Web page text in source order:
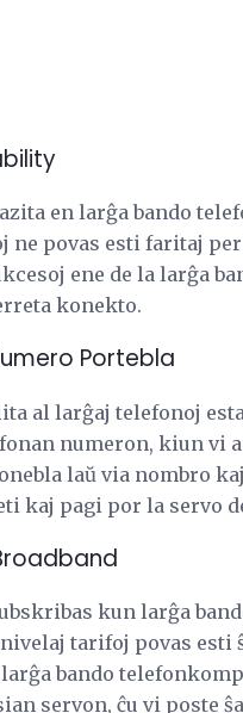
en larĝa bando
ne povas esti faritaj
ene de la larĝa
konekto.
Portebla
al larĝaj telefonoj
numeron, kiun vi
laŭ via nombro
kaj pagi por la servo
kun larĝa
tarifoj povas esti
bando
servon, ĉu vi poste